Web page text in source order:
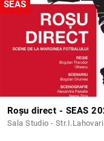
Cu:Cătălina Mihai,
Premii și nominalizări:
Premiul UNITER pentru
Cătălina Mihai
Nominalizare la premiul
– Ștefan Iancu
SEAS
Roșu direct - SEAS